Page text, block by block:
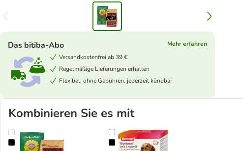
Das bitiba-Abo
Mehr erfahren
Versandkostenfrei ab 39 €
Regelmäßige Lieferungen erhalten
Flexibel, ohne Gebühren, jederzeit kündbar
Kombinieren Sie es mit
Mix-Sparpaket Markus-Mühle 2 x 5 kgBeaphar 'Bonbons' mit Lachsöl